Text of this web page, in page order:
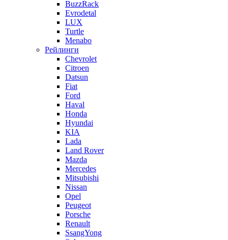
BuzzRack
Evrodetal
LUX
Turtle
Menabo
Рейлинги
Chevrolet
Citroen
Datsun
Fiat
Ford
Haval
Honda
Hyundai
KIA
Lada
Land Rover
Mazda
Mercedes
Mitsubishi
Nissan
Opel
Peugeot
Porsche
Renault
SsangYong